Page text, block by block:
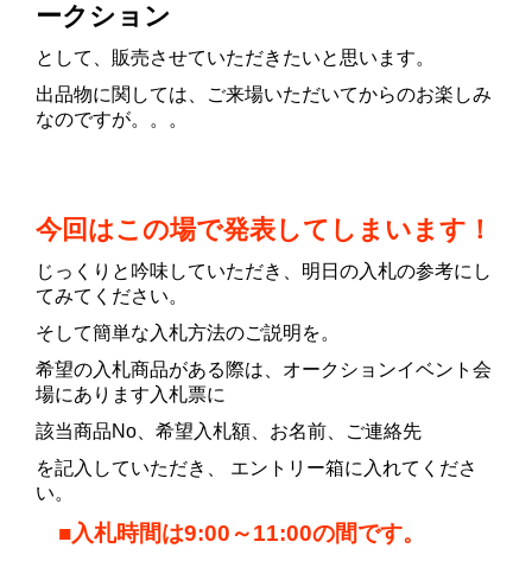
ークション
として、販売させていただきたいと思います。
出品物に関しては、ご来場いただいてからのお楽しみ
なのですが。。。
今回はこの場で発表してしまいます！
じっくりと吟味していただき、明日の入札の参考にし
てみてください。
そして簡単な入札方法のご説明を。
希望の入札商品がある際は、オークションイベント会
場にあります入札票に
該当商品No、希望入札額、お名前、ご連絡先
を記入していただき、 エントリー箱に入れてくださ
い。
■入札時間は9:00～11:00の間です。